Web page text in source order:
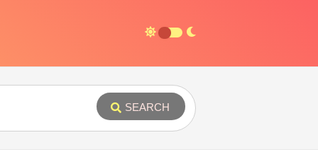
SEARCH